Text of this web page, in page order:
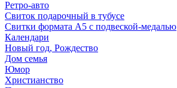
Ретро-авто
Свиток подарочный в тубусе
Свитки формата А5 с подвеской-медалью
Календари
Новый год, Рождество
Дом семья
Юмор
Христианство